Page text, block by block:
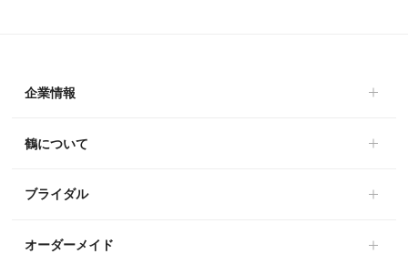
企業情報
鶴について
ブライダル
オーダーメイド